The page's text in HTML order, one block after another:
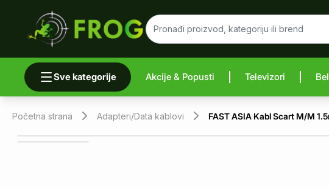
Sve kategorije Akcije & Popusti Televizori
Početna strana Adapteri/Data kablovi FAST ASIA Kabl Scart M/M